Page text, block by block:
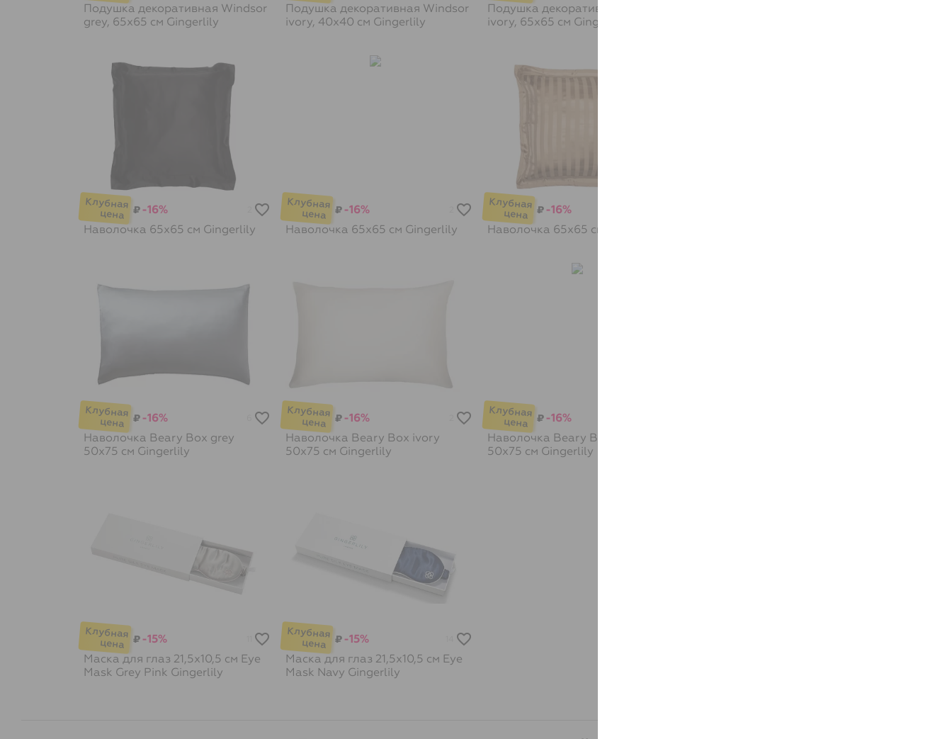
Подушка декоративная Windsor
grey, 65х65 см Gingerlily
Подушка декоративная Windsor
ivory, 40х40 см Gingerlily
Подушка декоративная Windsor
ivory, 65х65 см Gingerlily
₽ -16%
Наволочка 65х65 см Gingerlily
₽ -16%
Наволочка 65х65 см Gingerlily
₽ -16%
Наволочка 65х65 см
₽ -16%
Наволочка Beary Box grey
50х75 см Gingerlily
₽ -16%
Наволочка Beary Box ivory
50х75 см Gingerlily
₽ -16%
Наволочка Beary Box ivory
50х75 см Gingerlily
₽ -15%
Маска для глаз 21,5х10,5 см Eye
Mask Grey Pink Gingerlily
₽ -15%
Маска для глаз 21,5х10,5 см Eye
Mask Navy Gingerlily